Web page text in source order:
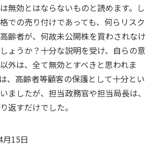
無効とはならないものと読めます。し
での売り付けであっても、何らリスク
齢者が、何故未公開株を買わされなけ
ょうか？十分な説明を受け、自らの意
外は、全て無効とすべきと思われま
、高齢者等顧客の保護として十分とい
ましたが、担当政務官や担当局長は、
返すだけでした。
15日